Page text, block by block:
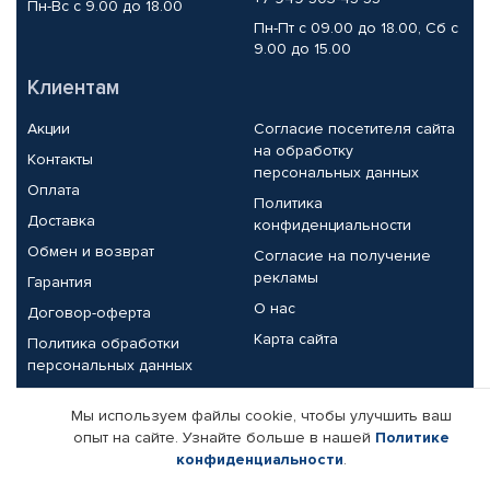
Пн-Вс с 9.00 до 18.00
Пн-Пт с 09.00 до 18.00, Сб с
9.00 до 15.00
Клиентам
Акции
Контакты
Оплата
Доставка
Обмен и возврат
Гарантия
Договор-оферта
Политика обработки
персональных данных
Согласие посетителя сайта
на обработку
персональных данных
Политика
конфиденциальности
Согласие на получение
рекламы
О нас
Карта сайта
Партнерам
Корпоративным клиентам
Реквизиты компании
Мы используем файлы cookie, чтобы улучшить ваш
опыт на сайте. Узнайте больше в нашей Политике
конфиденциальности.